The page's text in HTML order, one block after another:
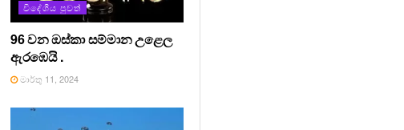
විදේශීය පුවත්
96 වන ඔස්කා සම්මාන උළෙල
ඇරඹෙයි .
මාර්තු 11, 2024